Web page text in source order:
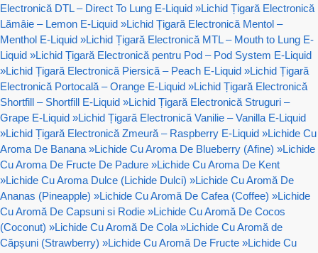
Electronică DTL – Direct To Lung E-Liquid »Lichid Țigară Electronică
Lămâie – Lemon E-Liquid »Lichid Țigară Electronică Mentol –
Menthol E-Liquid »Lichid Țigară Electronică MTL – Mouth to Lung E-
Liquid »Lichid Țigară Electronică pentru Pod – Pod System E-Liquid
»Lichid Țigară Electronică Piersică – Peach E-Liquid »Lichid Țigară
Electronică Portocală – Orange E-Liquid »Lichid Țigară Electronică
Shortfill – Shortfill E-Liquid »Lichid Țigară Electronică Struguri –
Grape E-Liquid »Lichid Țigară Electronică Vanilie – Vanilla E-Liquid
»Lichid Țigară Electronică Zmeură – Raspberry E-Liquid »Lichide Cu
Aroma De Banana »Lichide Cu Aroma De Blueberry (Afine) »Lichide
Cu Aroma De Fructe De Padure »Lichide Cu Aroma De Kent
»Lichide Cu Aroma Dulce (Lichide Dulci) »Lichide Cu Aromă De
Ananas (Pineapple) »Lichide Cu Aromă De Cafea (Coffee) »Lichide
Cu Aromă De Capsuni si Rodie »Lichide Cu Aromă De Cocos
(Coconut) »Lichide Cu Aromă De Cola »Lichide Cu Aromă de
Căpșuni (Strawberry) »Lichide Cu Aromă De Fructe »Lichide Cu